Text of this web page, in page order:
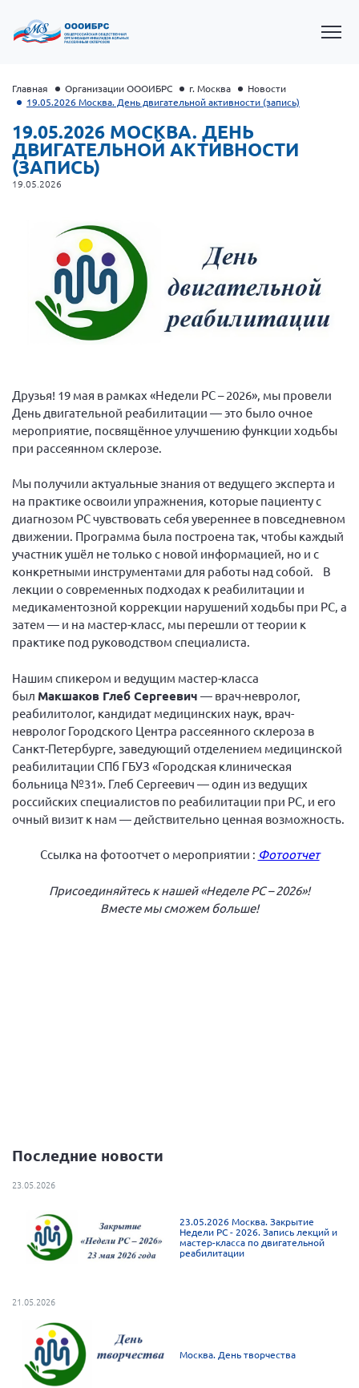
Президент Власов Я.В.
Первый вице-президент Кичигина Н. Ф.
Генеральный директор Матвиевская О.В.
Вице-президент Зрячева Н.В.
Информационная служба
Отдел международных отношений
Вице-президент Черненко Д.Е.
Вице-президент Чернова А.В.
Вице-президент Цикорин И.В.
Вице-президент Груба Л.В.
Главный бухгалтер Жаворонкова Г.М.
Конференция ОООИБРС 2026
Конференция ОООИБРС 2025
Экспертный совет ОООИБРС 2025
Конференция ОООИБРС 2024
Конференция ОООИБРС 2023
Конференция ОООИБРС 2022
Конференция ОООИБРС 2021
Конференция ВСЭ 2021
Конференция ОООИБРС 2020
Документы съездов
Первый съезд
Третий съезд
Публичные отчеты
"Рассеянный склероз. XX лет работы
ОООИБРС" (25-29.08.2020)
Всероссийская конференция-тренинг
Общероссийская РС
Главная Организации ОООИБРС г. Москва
Новости
19.05.2026 Москва. День двигательной активности (запись)
19.05.2026 МОСКВА. ДЕНЬ
ДВИГАТЕЛЬНОЙ АКТИВНОСТИ
(ЗАПИСЬ)
19.05.2026
Друзья! 19 мая в рамках «Недели РС – 2026», мы провели
День двигательной реабилитации — это было очное
мероприятие, посвящённое улучшению функции ходьбы
при рассеянном склерозе.
Мы получили актуальные знания от ведущего эксперта и
на практике освоили упражнения, которые пациенту с
диагнозом РС чувствовать себя увереннее в повседневном
движении. Программа была построена так, чтобы каждый
участник ушёл не только с новой информацией, но и с
конкретными инструментами для работы над собой. В
лекции о современных подходах к реабилитации и
медикаментозной коррекции нарушений ходьбы при РС, а
затем — и на мастер-класс, мы перешли от теории к
практике под руководством специалиста.
Нашим спикером и ведущим мастер-класса
был Макшаков Глеб Сергеевич — врач-невролог,
реабилитолог, кандидат медицинских наук, врач-
невролог Городского Центра рассеянного склероза в
Санкт-Петербурге, заведующий отделением медицинской
реабилитации СПб ГБУЗ «Городская клиническая
больница №31». Глеб Сергеевич — один из ведущих
российских специалистов по реабилитации при РС, и его
очный визит к нам — действительно ценная возможность.
Ссылка на фотоотчет о мероприятии : Фотоотчет
Присоединяйтесь к нашей «Неделе РС – 2026»!
Вместе мы сможем больше!
Последние новости
23.05.2026
23.05.2026 Москва. Закрытие
Недели РС - 2026. Запись лекций и
мастер-класса по двигательной
реабилитации
21.05.2026
Москва. День творчества